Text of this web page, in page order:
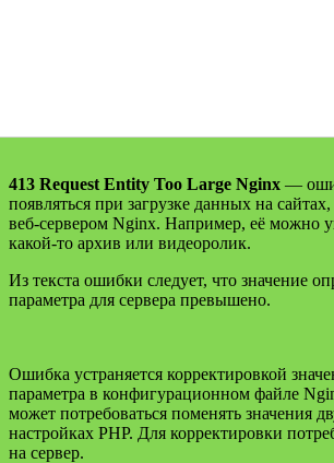
413 Request Entity Too Large Nginx —
появляться при загрузке данных на
веб-сервером Nginx. Например, её можно
какой-то архив или видеоролик.
Из текста ошибки следует, что значение
параметра для сервера превышено.
Ошибка устраняется корректировкой
параметра в конфигурационном файле
может потребоваться поменять значения
настройках PHP. Для корректировки
на сервер.